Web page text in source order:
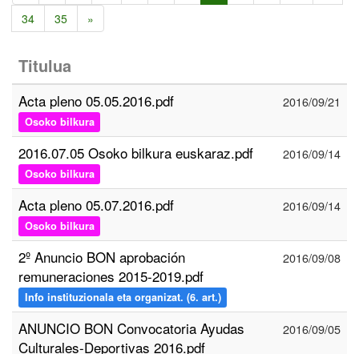
34
35 »
Titulua
Acta pleno 05.05.2016.pdf
Osoko bilkura
2016/09/21
2016.07.05 Osoko bilkura euskaraz.pdf
Osoko bilkura
2016/09/14
Acta pleno 05.07.2016.pdf
Osoko bilkura
2016/09/14
2º Anuncio BON aprobación
remuneraciones 2015-2019.pdf
Info instituzionala eta organizat. (6. art.)
2016/09/08
ANUNCIO BON Convocatoria Ayudas
Culturales-Deportivas 2016.pdf
2016/09/05